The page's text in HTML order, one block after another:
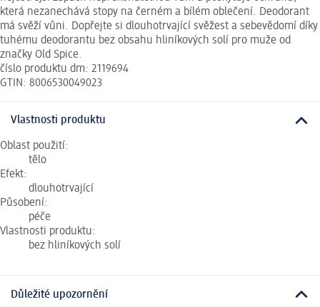
která nezanechává stopy na černém a bílém oblečení. Deodorant
má svěží vůni. Dopřejte si dlouhotrvající svěžest a sebevědomí díky
tuhému deodorantu bez obsahu hliníkových solí pro muže od
značky Old Spice.
číslo produktu dm: 2119694
GTIN: 8006530049023
Vlastnosti produktu
Oblast použití:
tělo
Efekt:
dlouhotrvající
Působení:
péče
Vlastnosti produktu:
bez hliníkových solí
Důležité upozornění